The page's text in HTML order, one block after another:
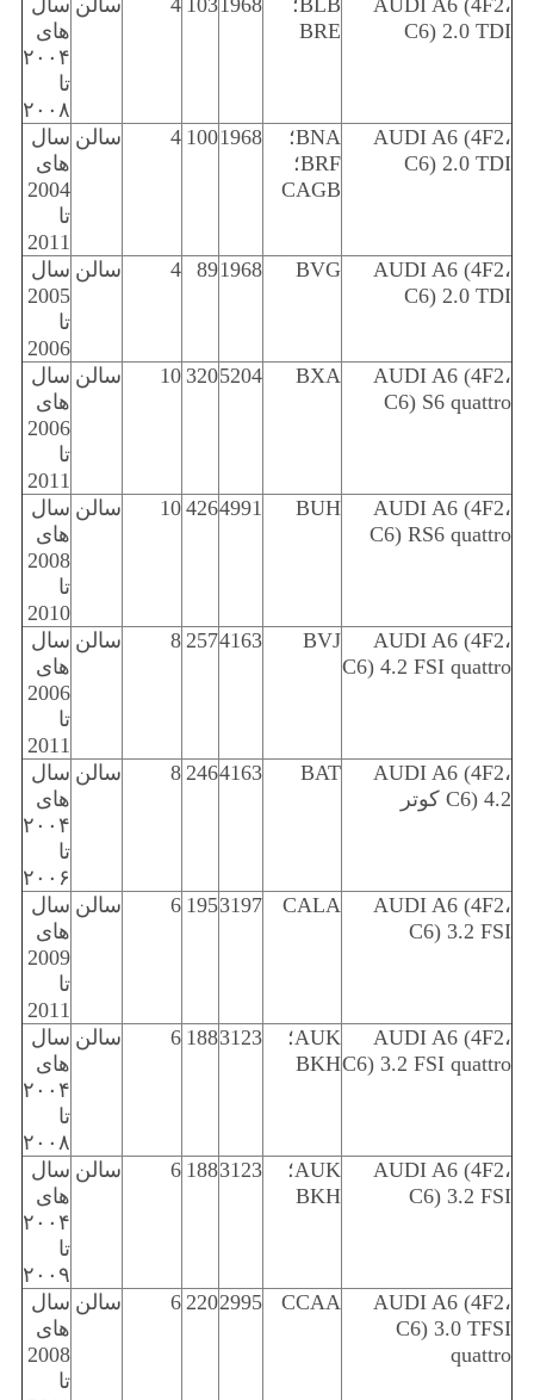
AUDI A6 (4F2،
C6) 2.0 TDI
BLB؛
BRE
1968
103
4 سالن سال
های
۲۰۰۴
تا
۲۰۰۸
AUDI A6 (4F2،
C6) 2.0 TDI
BNA؛
BRF؛
CAGB
1968
100
4 سالن سال
های
2004
تا
2011
AUDI A6 (4F2،
C6) 2.0 TDI
BVG
1968
89
4 سالن سال
2005
تا
2006
AUDI A6 (4F2،
C6) S6 quattro
BXA
5204
320
10 سالن سال
های
2006
تا
2011
AUDI A6 (4F2،
C6) RS6 quattro
BUH
4991
426
10 سالن سال
های
2008
تا
2010
AUDI A6 (4F2،
C6) 4.2 FSI quattro
BVJ
4163
257
8 سالن سال
های
2006
تا
2011
AUDI A6 (4F2،
C6) 4.2 کوتر
BAT
4163
246
8 سالن سال
های
۲۰۰۴
تا
۲۰۰۶
AUDI A6 (4F2،
C6) 3.2 FSI
CALA
3197
195
6 سالن سال
های
2009
تا
2011
AUDI A6 (4F2،
C6) 3.2 FSI quattro
AUK؛
BKH
3123
188
6 سالن سال
های
۲۰۰۴
تا
۲۰۰۸
AUDI A6 (4F2،
C6) 3.2 FSI
AUK؛
BKH
3123
188
6 سالن سال
های
۲۰۰۴
تا
۲۰۰۹
AUDI A6 (4F2،
C6) 3.0 TFSI
quattro
CCAA
2995
220
6 سالن سال
های
2008
تا